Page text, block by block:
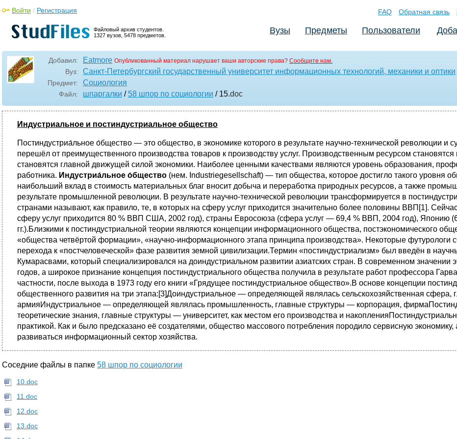
Файловый архив студентов.
1327 вузов, 5478 предметов.
Войти / Регистрация FAQ Обратная связь
Вузы Предметы Пользователи
Добавил: Eatmore Опубликованный материал нарушает ваши авторские права? Сообщите нам.
Вуз: Санкт-Петербургский государственный университет информационных технологий, механики и оптики
Предмет: Социология
Файл: шпаргалки / 58 шпор по социологии / 15.doc
Индустриальное и постиндустриальное общество
Постиндустриа́льное о́бщество — это общество, в экономике которого в результате научно-технической революции и
перешёл от преимущественного производства товаров к производству услуг. Производственным ресурсом
становятся главной движущей силой экономики. Наиболее ценными качествами являются уровень образования,
работника. Индустриа́льное о́бщество (нем. Industriegesellschaft) — тип общества, которое достигло такого уровня
наибольший вклад в стоимость материальных благ вносит добыча и переработка природных ресурсов, а также
результате промышленной революции. В результате научно-технической революции трансформируется в
странами называют, как правило, те, в которых на сферу услуг приходится значительно более половины ВВП[1].
сферу услуг приходится 80 % ВВП США, 2002 год), страны Евросоюза (сфера услуг — 69,4 % ВВП, 2004 год), Японию
гг.).Близкими к постиндустриальной теории являются концепции информационного общества, постэкономического
«общества четвёртой формации», «научно-информационного этапа принципа производства». Некоторые футурологи
перехода к «постчеловеческой» фазе развития земной цивилизации.Термин «постиндустриализм» был введён в
Кумарасвами, который специализировался на доиндустриальном развитии азиатских стран. В современном
годов, а широкое признание концепция постиндустриального общества получила в результате работ профессора
частности, после выхода в 1973 году его книги «Грядущее постиндустриальное общество».В основе концепции
общественного развития на три этапа:[3]Доиндустриальное — определяющей являлась сельскохозяйственная сфера,
армияИндустриальное — определяющей являлась промышленность, главные структуры — корпорация,
теоретические знания, главные структуры — университет, как местом его производства и
практикой. Как и было предсказано её создателями, общество массового потребления породило сервисную
развиваться информационный сектор хозяйства.
Соседние файлы в папке 58 шпор по социологии
10.doc
11.doc
12.doc
13.doc